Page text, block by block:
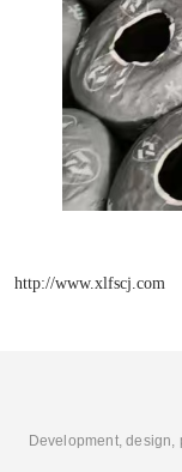
http://www.xlfscj.com
Development, design,